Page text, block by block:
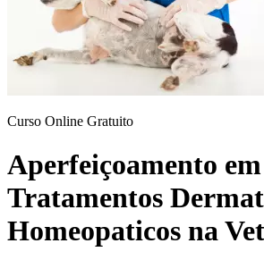
Curso Online Gratuito
Aperfeiçoamento em
Tratamentos
Homeopaticos na